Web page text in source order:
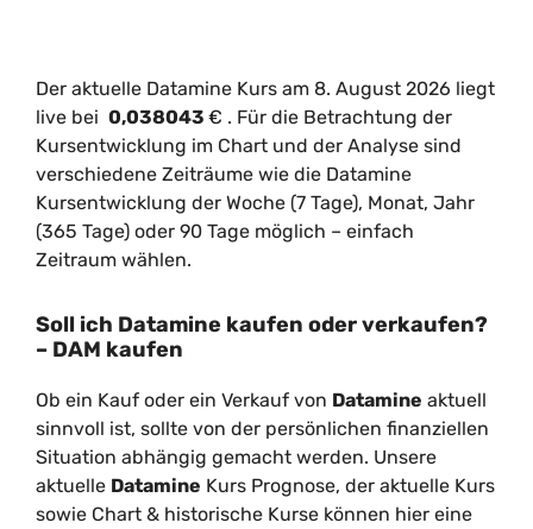
Der aktuelle Datamine Kurs am 8. August 2026 liegt
live bei 0,038043 € . Für die Betrachtung der
Kursentwicklung im Chart und der Analyse sind
verschiedene Zeiträume wie die Datamine
Kursentwicklung der Woche (7 Tage), Monat, Jahr
(365 Tage) oder 90 Tage möglich – einfach
Zeitraum wählen.
Soll ich Datamine kaufen oder verkaufen?
– DAM kaufen
Ob ein Kauf oder ein Verkauf von Datamine aktuell
sinnvoll ist, sollte von der persönlichen finanziellen
Situation abhängig gemacht werden. Unsere
aktuelle Datamine Kurs Prognose, der aktuelle Kurs
sowie Chart & historische Kurse können hier eine